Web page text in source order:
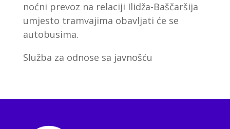
noćni prevoz na relaciji Ilidža-Baščaršija
umjesto tramvajima obavljati će se
autobusima.
Služba za odnose sa javnošću